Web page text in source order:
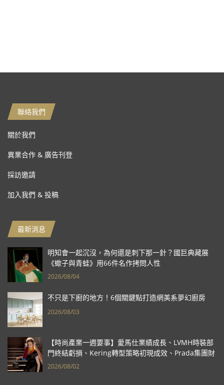
聯絡我們
關於我們
異業合作 & 廣告刊登
採訪邀請
加入我們 & 投稿
最新消息
明知會一起沉沒，為何還是刺下那一針？國巨典藏展
《蠍子與青蛙》用66件名作拷問人性
2026/08/04
不只是下廚的地方！6個關鍵點打造網美系夢幻廚房
2026/08/03
【時尚產業一週要事】愛馬仕業績成長、LVMH時裝部
門終結虧損、Kering轉型策略初現成效、Prada集團財
報亮眼
2026/08/02